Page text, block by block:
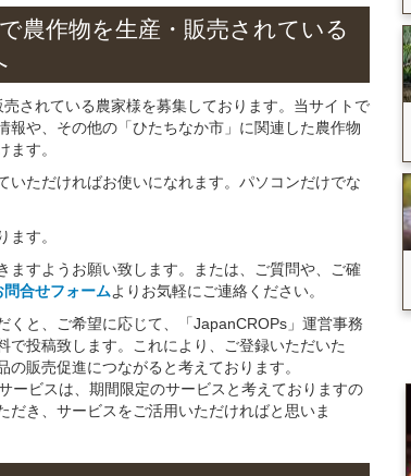
で農作物を生産・販売されている
されている農家様を募集しております。当サイトで
や、その他の「ひたちなか市」に関連した農作物
す。
ただければお使いになれます。パソコンだけでな
す。
ますようお願い致します。または、ご質問や、ご確
問合せフォームよりお気軽にご連絡ください。
くと、ご希望に応じて、「JapanCROPs」運営事務
投稿致します。これにより、ご登録いただいた
販売促進につながると考えております。
ービスは、期間限定のサービスと考えておりますの
き、サービスをご活用いただければと思いま